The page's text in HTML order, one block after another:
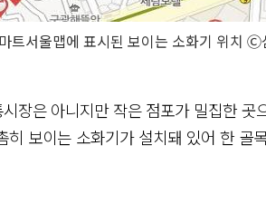
트서울맵에 표시된 보이는 소화기 위치 Ⓒ
장은 아니지만 작은 점포가 밀집한 곳
히 보이는 소화기가 설치돼 있어 한 골